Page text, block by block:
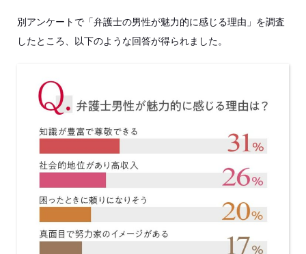
別アンケートで「弁護士の男性が魅力的に感じる理由」を調査
したところ、以下のような回答が得られました。